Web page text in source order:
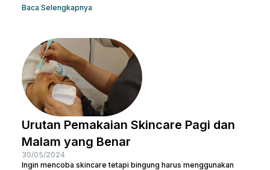
wajah dengan facial wash, menggunakan toner, dan langkah-
kulitmu. Melakukan perawatan kulit wajah menjadi hal yang
penting supaya kamu terhindar dari jerawat dan kulit tampak
lebih cerah. Apalagi...
Baca Selengkapnya
Urutan Pemakaian Skincare Pagi dan
Malam yang Benar
30/05/2024
Ingin mencoba skincare tetapi bingung harus menggunakan